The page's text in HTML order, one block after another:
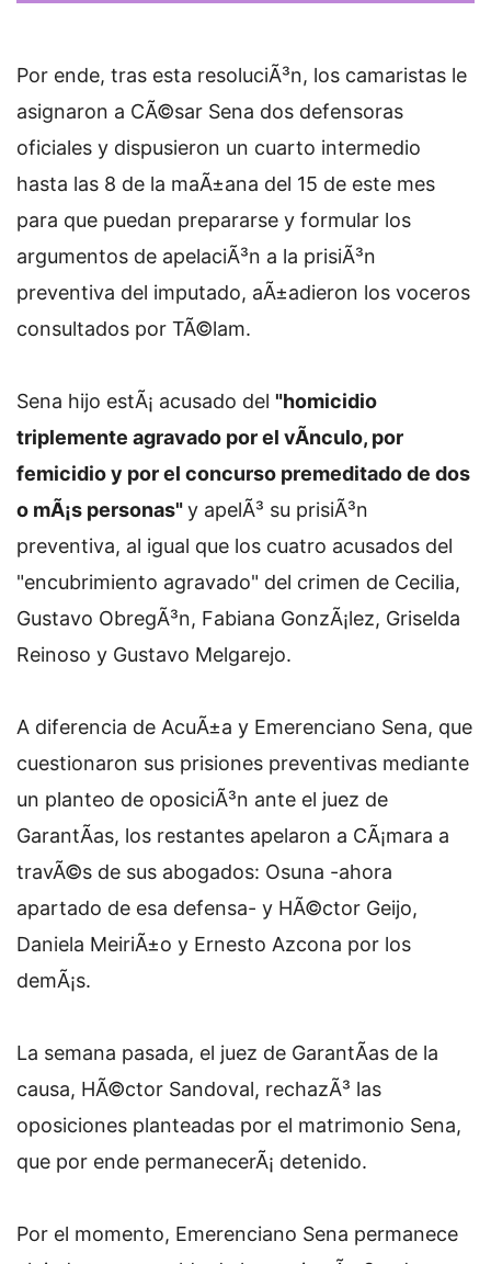
Por ende, tras esta resoluciÃ³n, los camaristas le
asignaron a CÃ©sar Sena dos defensoras
oficiales y dispusieron un cuarto intermedio
hasta las 8 de la maÃ±ana del 15 de este mes
para que puedan prepararse y formular los
argumentos de apelaciÃ³n a la prisiÃ³n
preventiva del imputado, aÃ±adieron los voceros
consultados por TÃ©lam.
Sena hijo estÃ¡ acusado del "homicidio
triplemente agravado por el vÃ­nculo, por
femicidio y por el concurso premeditado de dos
o mÃ¡s personas"y apelÃ³ su prisiÃ³n
preventiva, al igual que los cuatro acusados del
"encubrimiento agravado" del crimen de Cecilia,
Gustavo ObregÃ³n, Fabiana GonzÃ¡lez, Griselda
Reinoso y Gustavo Melgarejo.
A diferencia de AcuÃ±a y Emerenciano Sena, que
cuestionaron sus prisiones preventivas mediante
un planteo de oposiciÃ³n ante el juez de
GarantÃ­as, los restantes apelaron a CÃ¡mara a
travÃ©s de sus abogados: Osuna -ahora
apartado de esa defensa- y HÃ©ctor Geijo,
Daniela MeiriÃ±o y Ernesto Azcona por los
demÃ¡s.
La semana pasada, el juez de GarantÃ­as de la
causa, HÃ©ctor Sandoval, rechazÃ³ las
oposiciones planteadas por el matrimonio Sena,
que por ende permanecerÃ¡ detenido.
Por el momento, Emerenciano Sena permanece